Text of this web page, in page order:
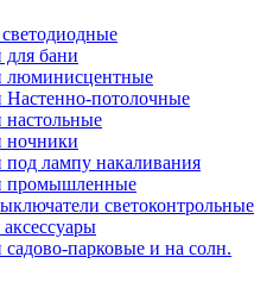
бани
люминисцентные
Настенно-потолочные
ночники
лампу накаливания
промышленные
светоконтрольные
парковые и на солн.